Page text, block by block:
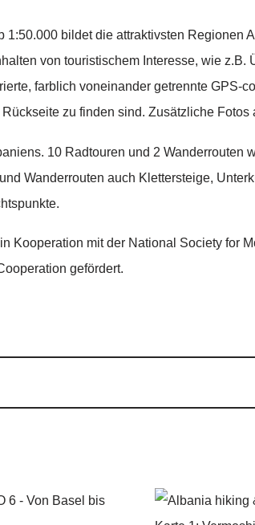
bildet die attraktivsten Regionen
von touristischem Interesse, wie
farblich voneinander getrennte GPS-
zu finden sind. Zusätzliche
10 Radtouren und 2
Wanderrouten auch Klettersteige,
Kooperation mit der National Society for
gefördert.